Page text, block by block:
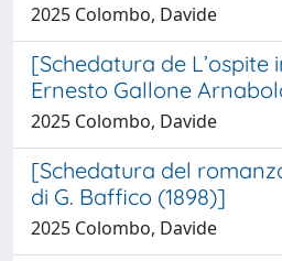
2025 Colombo, Davide
[Schedatura de L’ospite
Ernesto Gallone
2025 Colombo, Davide
[Schedatura del
di G. Baffico (1898)]
2025 Colombo, Davide